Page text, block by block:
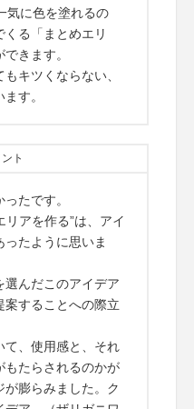
気に色を塗れるの
る「まとめエリ
きます。
キツくならない、
す。
ト
たです。
リアを作る”は、アイ
たように思いま
選んだこのアイデア
案することへの際立
て、使用感と、それ
もたらされるのかが
が膨らみました。ク